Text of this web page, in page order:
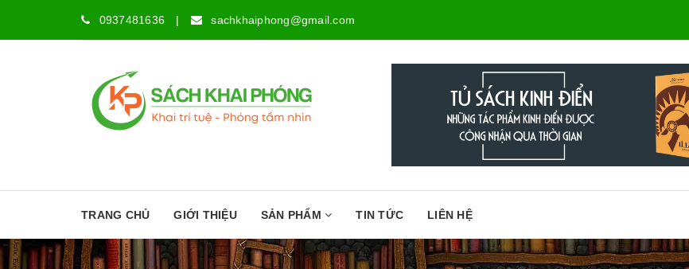
0937481636 | sachkhaiphong@gmail.com
TRANG CHỦ GIỚI THIỆU SẢN PHẨM TIN TỨC LIÊN HỆ